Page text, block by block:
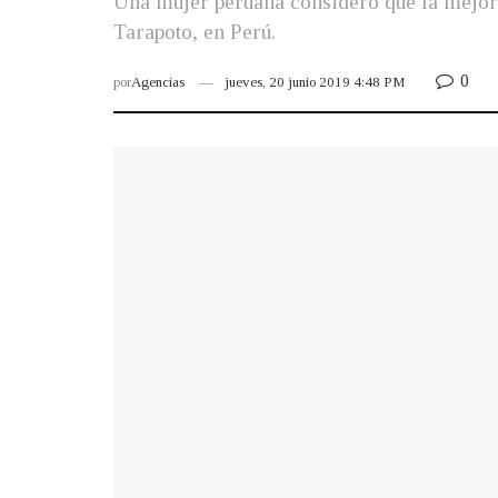
Tarapoto, en Perú.
porAgencias jueves, 20 junio 2019 4:48 PM 0